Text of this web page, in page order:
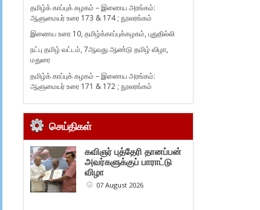
தமிழ்க் காப்புக் கழகம் – இணைய அரங்கம்:
ஆளுமையர் உரை 173 & 174 ; நூலரங்கம்
இணைய உரை 10, தமிழ்க்காப்புக்கழகம், புதுதில்லி
நட்பு தமிழ் வட்டம், 7ஆவது ஆண்டு தமிழ் விழா,
மதுரை
தமிழ்க் காப்புக் கழகம் – இணைய அரங்கம்:
ஆளுமையர் உரை 171 & 172 ; நூலரங்கம்
செய்திகள்
கவிஞர் புத்தேரி தானப்பன்
அவர்களுக்குப் பாராட்டு
விழா
07 August 2026